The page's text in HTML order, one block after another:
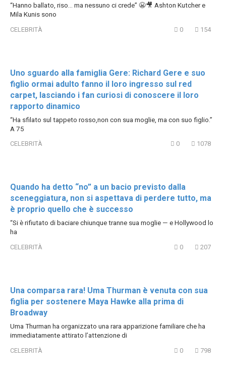
“Hanno ballato, riso… ma nessuno ci crede” 😬🎥 Ashton Kutcher e
Mila Kunis sono
CELEBRITÀ 0 154
Uno sguardo alla famiglia Gere: Richard Gere e suo
figlio ormai adulto fanno il loro ingresso sul red
carpet, lasciando i fan curiosi di conoscere il loro
rapporto dinamico
“Ha sfilato sul tappeto rosso,non con sua moglie, ma con suo figlio.”
A 75
CELEBRITÀ 0 1078
Quando ha detto “no” a un bacio previsto dalla
sceneggiatura, non si aspettava di perdere tutto, ma
è proprio quello che è successo
“Si è rifiutato di baciare chiunque tranne sua moglie — e Hollywood lo
ha
CELEBRITÀ 0 207
Una comparsa rara! Uma Thurman è venuta con sua
figlia per sostenere Maya Hawke alla prima di
Broadway
Uma Thurman ha organizzato una rara apparizione familiare che ha
immediatamente attirato l’attenzione di
CELEBRITÀ 0 798